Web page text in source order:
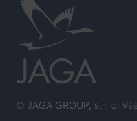
© JAGA GROUP, s. r. o.